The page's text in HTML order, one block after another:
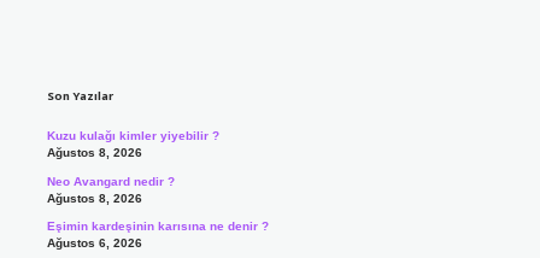
Son Yazılar
Kuzu kulağı kimler yiyebilir ?
Ağustos 8, 2026
Neo Avangard nedir ?
Ağustos 8, 2026
Eşimin kardeşinin karısına ne denir ?
Ağustos 6, 2026